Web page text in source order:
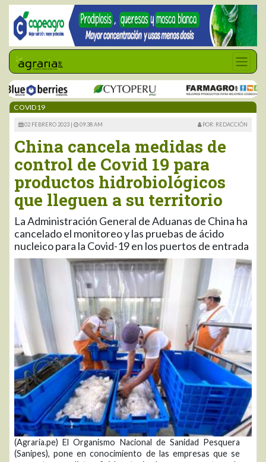
COVID19
02 FEBRERO 2023 | 09:38 AM POR: REDACCIÓN
China cancela medidas de
control de Covid 19 para
productos hidrobiológicos
que lleguen a su territorio
La Administración General de Aduanas de China ha
cancelado el monitoreo y las pruebas de ácido
nucleico para la Covid-19 en los puertos de entrada
(Agraria.pe) El Organismo Nacional de Sanidad Pesquera
(Sanipes), pone en conocimiento de las empresas que se